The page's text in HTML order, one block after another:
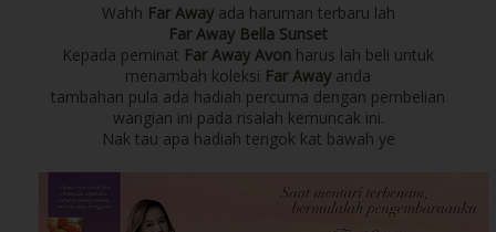
Wahh Far Awayada haruman terbaru lah
Far Away Bella Sunset
Kepada peminat Far Away Avon harus lah beli untuk
menambah koleksi Far Away anda
tambahan pula ada hadiah percuma dengan pembelian
wangian ini pada risalah kemuncak ini.
Nak tau apa hadiah tengok kat bawah ye